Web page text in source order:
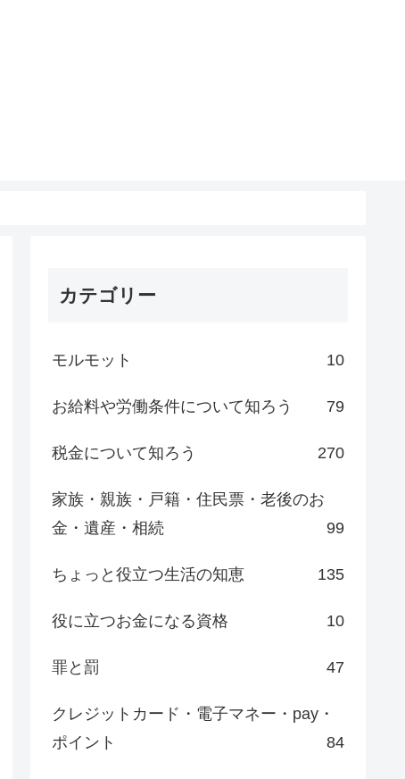
カテゴリー
モルモット 10
お給料や労働条件について知ろう 79
税金について知ろう 270
家族・親族・戸籍・住民票・老後のお
金・遺産・相続
99
ちょっと役立つ生活の知恵 135
役に立つお金になる資格 10
罪と罰 47
クレジットカード・電子マネー・pay・
ポイント
84